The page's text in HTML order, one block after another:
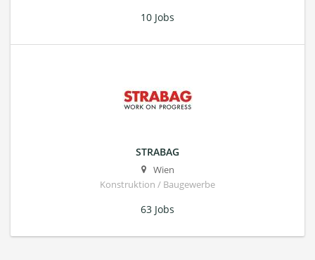
10 Jobs
STRABAG
Wien
Konstruktion / Baugewerbe
63 Jobs